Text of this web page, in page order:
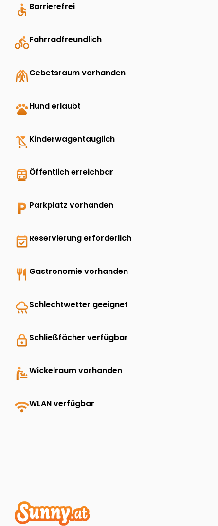
accessible Barrierefrei
directions_bikeFahrradfreundlich
folded_handsGebetsraum vorhanden
petsHund erlaubt
child_friendly Kinderwagentauglich
directions_transit Öffentlich erreichbar
local_parking Parkplatz vorhanden
event_availableReservierung erforderlich
restaurant Gastronomie vorhanden
rainySchlechtwetter geeignet
lock Schließfächer verfügbar
baby_changing_stationWickelraum vorhanden
wifiWLAN verfügbar